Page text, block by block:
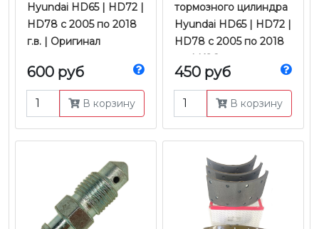
Hyundai HD65 | HD72 |
HD78 с 2005 по 2018
г.в. | Оригинал
600 руб
В корзину
тормозного цилиндра
Hyundai HD65 | HD72 |
HD78 с 2005 по 2018
г.в. | KOS
450 руб
В корзину